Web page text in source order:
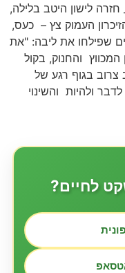
לישון היטב בלילה,
העמוק צץ – כעס,
שפילחו את ליבה: "את
המכווץ והחנוק, בקול
בגוף רגע של
ולהיות והשינוי
לחיים?